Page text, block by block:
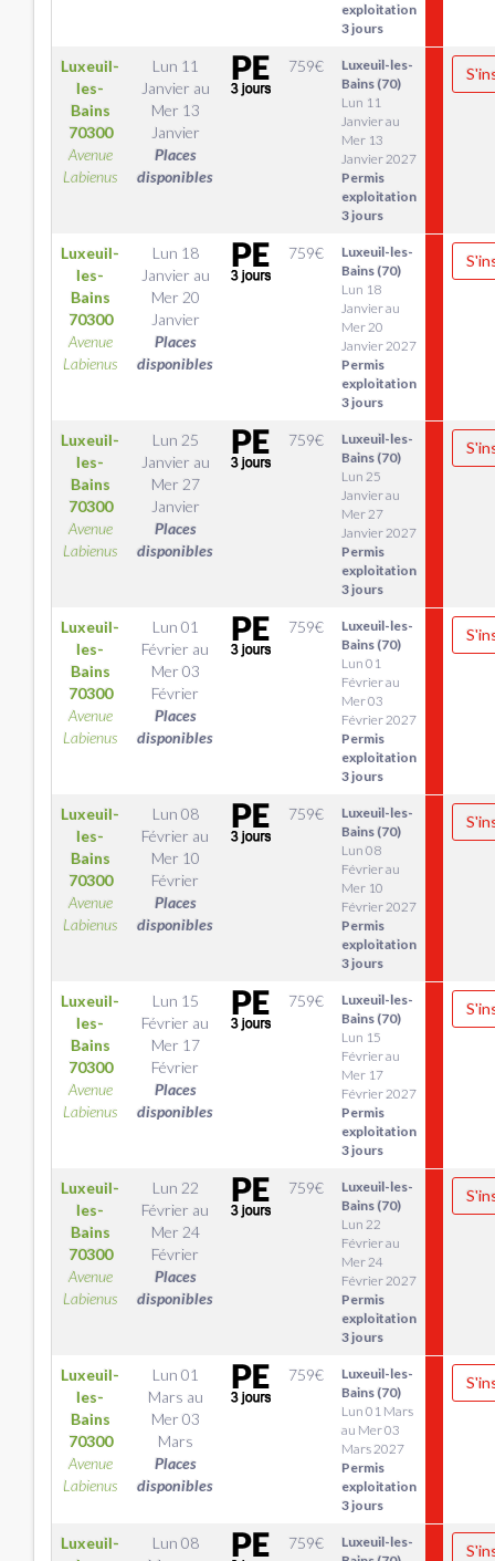
exploitation
3 jours
Luxeuil-
les-
Bains
70300
Avenue
Labienus
Lun 11
Janvier au
Mer 13
Janvier
Places
disponibles
759€
Luxeuil-les-
Bains (70)
Lun 11
Janvier au
Mer 13
Janvier 2027
Permis
exploitation
3 jours
Luxeuil-
les-
Bains
70300
Avenue
Labienus
Lun 18
Janvier au
Mer 20
Janvier
Places
disponibles
759€
Luxeuil-les-
Bains (70)
Lun 18
Janvier au
Mer 20
Janvier 2027
Permis
exploitation
3 jours
Luxeuil-
les-
Bains
70300
Avenue
Labienus
Lun 25
Janvier au
Mer 27
Janvier
Places
disponibles
759€
Luxeuil-les-
Bains (70)
Lun 25
Janvier au
Mer 27
Janvier 2027
Permis
exploitation
3 jours
Luxeuil-
les-
Bains
70300
Avenue
Labienus
Lun 01
Février au
Mer 03
Février
Places
disponibles
759€
Luxeuil-les-
Bains (70)
Lun 01
Février au
Mer 03
Février 2027
Permis
exploitation
3 jours
Luxeuil-
les-
Bains
70300
Avenue
Labienus
Lun 08
Février au
Mer 10
Février
Places
disponibles
759€
Luxeuil-les-
Bains (70)
Lun 08
Février au
Mer 10
Février 2027
Permis
exploitation
3 jours
Luxeuil-
les-
Bains
70300
Avenue
Labienus
Lun 15
Février au
Mer 17
Février
Places
disponibles
759€
Luxeuil-les-
Bains (70)
Lun 15
Février au
Mer 17
Février 2027
Permis
exploitation
3 jours
Luxeuil-
les-
Bains
70300
Avenue
Labienus
Lun 22
Février au
Mer 24
Février
Places
disponibles
759€
Luxeuil-les-
Bains (70)
Lun 22
Février au
Mer 24
Février 2027
Permis
exploitation
3 jours
Luxeuil-
les-
Bains
70300
Avenue
Labienus
Lun 01
Mars au
Mer 03
Mars
Places
disponibles
759€
Luxeuil-les-
Bains (70)
Lun 01 Mars
au Mer 03
Mars 2027
Permis
exploitation
3 jours
Luxeuil-
Lun 08
759€
Luxeuil-les-